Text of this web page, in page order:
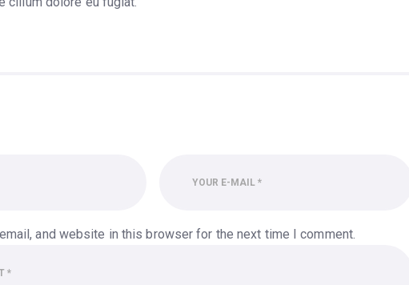
and website in this browser for the next time I comment.